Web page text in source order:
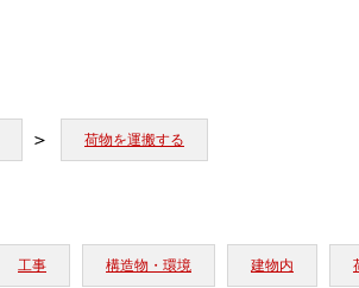
荷物を運搬する
工事 構造物・環境 建物内